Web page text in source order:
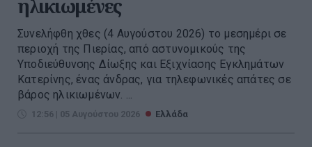
ηλικιωμένες
Συνελήφθη χθες (4 Αυγούστου 2026) το μεσημέρι σε
περιοχή της Πιερίας, από αστυνομικούς της
Υποδιεύθυνσης Δίωξης και Εξιχνίασης Εγκλημάτων
Κατερίνης, ένας άνδρας, για τηλεφωνικές απάτες σε
βάρος ηλικιωμένων. ...
12:56 | 05 Αυγούστου 2026 Ελλάδα